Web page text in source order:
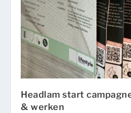
Headlam start
& werken